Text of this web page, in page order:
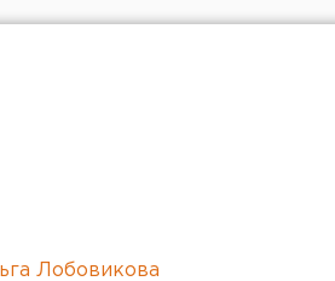
Лобовикова